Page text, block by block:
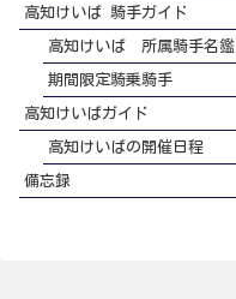
高知けいば 騎手ガイド
高知けいば 所属騎手名鑑
期間限定騎乗騎手
高知けいばガイド
高知けいばの開催日程
備忘録